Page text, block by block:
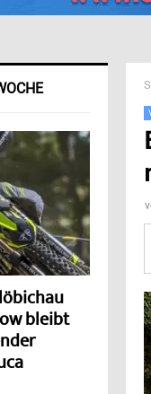
bleibt